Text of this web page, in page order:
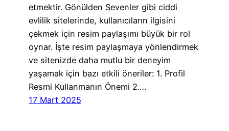
etmektir. Gönülden Sevenler gibi ciddi
evlilik sitelerinde, kullanıcıların ilgisini
çekmek için resim paylaşımı büyük bir rol
oynar. İşte resim paylaşmaya yönlendirmek
ve sitenizde daha mutlu bir deneyim
yaşamak için bazı etkili öneriler: 1. Profil
Resmi Kullanmanın Önemi 2.…
17 Mart 2025